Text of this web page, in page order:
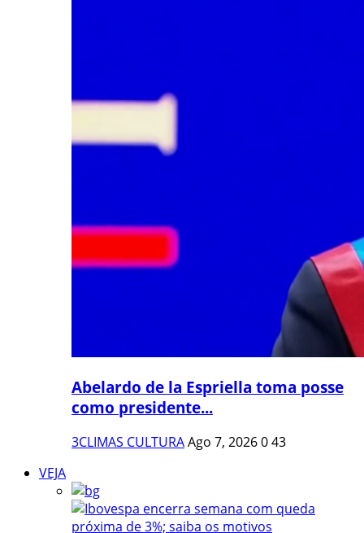
Abelardo de la Espriella toma posse
como presidente...
3CLIMAS CULTURAAgo 7, 2026043
VEJA